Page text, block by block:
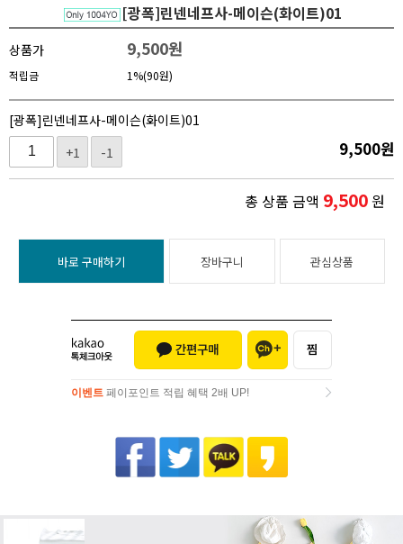
[광폭]린넨네프사-메이슨(화이트)01
상품가 9,500원
적립금 1%(90원)
[광폭]린넨네프사-메이슨(화이트)01
+1
-1 9,500원
총 상품 금액 9,500원
바로 구매하기 장바구니 관심상품
이벤트 페이포인트 적립 혜택 2배 UP!